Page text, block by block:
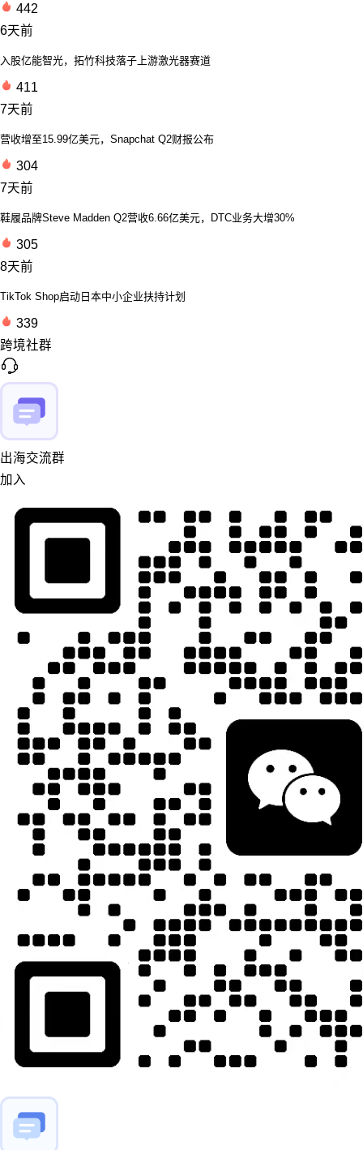
442
6天前
入股亿能智光，拓竹科技落子上游激光器赛道
411
7天前
营收增至15.99亿美元，Snapchat Q2财报公布
304
7天前
鞋履品牌Steve Madden Q2营收6.66亿美元，DTC业务大增30%
305
8天前
TikTok Shop启动日本中小企业扶持计划
339
跨境社群
出海交流群
加入